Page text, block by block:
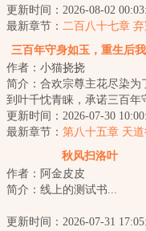
与江湖、热血与阴谋、爱情
叛、血海深仇与儿...
更新时间：2026-08-02
最新章节： 二百八十七章 弃
宫义何辞
三百年守身如玉，重生后
了
作者：小猫挠挠
简介：合欢宗尊主花尽染为
到叶千忱青睐，承诺三百年
如玉不采炉鼎，却在大婚之
遭背叛，最后落...
更新时间：2026-07-30
最新章节： 第八十五章 天
秋风扫洛叶
作者：阿金皮皮
简介：线上的测试书...
更新时间：2026-07-31